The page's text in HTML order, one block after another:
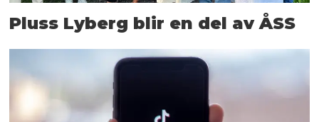
Pluss Lyberg blir en del av ÅSS